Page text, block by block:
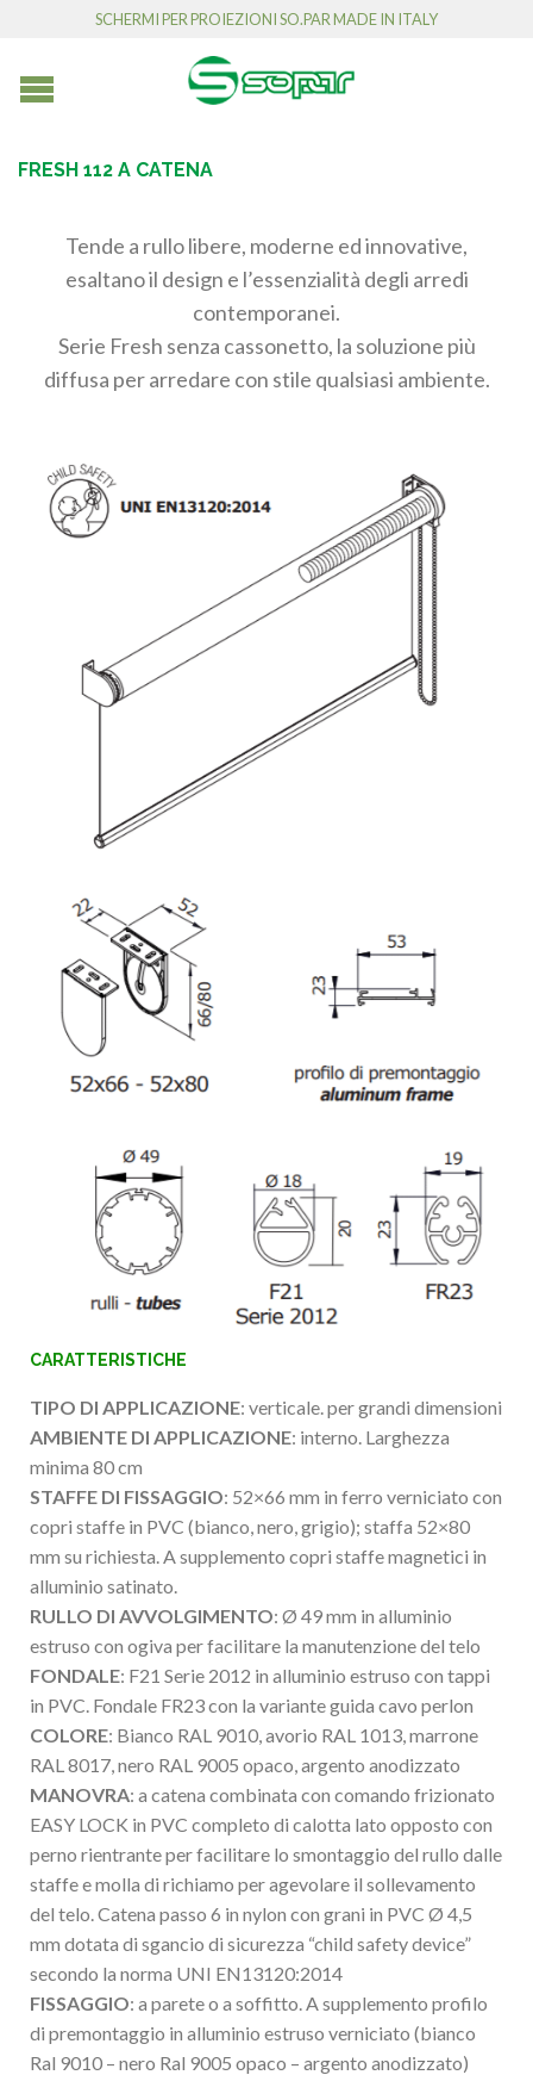
SCHERMI PER PROIEZIONI SO.PAR MADE IN ITALY
FRESH 112 A CATENA
Tende a rullo libere, moderne ed innovative,
esaltano il design e l’essenzialità degli arredi
contemporanei.
Serie Fresh senza cassonetto, la soluzione più
diffusa per arredare con stile qualsiasi ambiente.
CARATTERISTICHE
TIPO DI APPLICAZIONE: verticale. per grandi dimensioni
AMBIENTE DI APPLICAZIONE: interno. Larghezza
minima 80 cm
STAFFE DI FISSAGGIO: 52×66 mm in ferro verniciato con
copri staffe in PVC (bianco, nero, grigio); staffa 52×80
mm su richiesta. A supplemento copri staffe magnetici in
alluminio satinato.
RULLO DI AVVOLGIMENTO: Ø 49 mm in alluminio
estruso con ogiva per facilitare la manutenzione del telo
FONDALE: F21 Serie 2012 in alluminio estruso con tappi
in PVC. Fondale FR23 con la variante guida cavo perlon
COLORE: Bianco RAL 9010, avorio RAL 1013, marrone
RAL 8017, nero RAL 9005 opaco, argento anodizzato
MANOVRA: a catena combinata con comando frizionato
EASY LOCK in PVC completo di calotta lato opposto con
perno rientrante per facilitare lo smontaggio del rullo dalle
staffe e molla di richiamo per agevolare il sollevamento
del telo. Catena passo 6 in nylon con grani in PVC Ø 4,5
mm dotata di sgancio di sicurezza “child safety device”
secondo la norma UNI EN13120:2014
FISSAGGIO: a parete o a soffitto. A supplemento profilo
di premontaggio in alluminio estruso verniciato (bianco
Ral 9010 – nero Ral 9005 opaco – argento anodizzato)